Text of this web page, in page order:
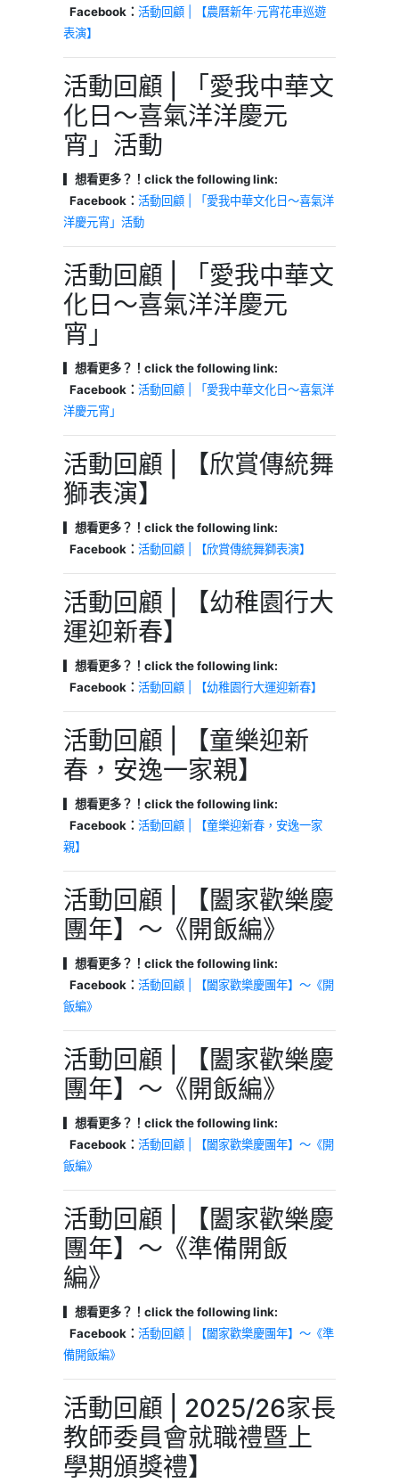
Facebook： 活動回顧 | 【農曆新年‧元宵花車巡遊
表演】
活動回顧 | 「愛我中華文
化日～喜氣洋洋慶元
宵」活動
▎想看更多？！click the following link:
Facebook： 活動回顧 | 「愛我中華文化日～喜氣洋
洋慶元宵」活動
活動回顧 | 「愛我中華文
化日～喜氣洋洋慶元
宵」
▎想看更多？！click the following link:
Facebook： 活動回顧 | 「愛我中華文化日～喜氣洋
洋慶元宵」
活動回顧 | 【欣賞傳統舞
獅表演】
▎想看更多？！click the following link:
Facebook： 活動回顧 | 【欣賞傳統舞獅表演】
活動回顧 | 【幼稚園行大
運迎新春】
▎想看更多？！click the following link:
Facebook： 活動回顧 | 【幼稚園行大運迎新春】
活動回顧 | 【童樂迎新
春，安逸一家親】
▎想看更多？！click the following link:
Facebook： 活動回顧 | 【童樂迎新春，安逸一家
親】
活動回顧 | 【闔家歡樂慶
團年】～《開飯編》
▎想看更多？！click the following link:
Facebook： 活動回顧 | 【闔家歡樂慶團年】～《開
飯編》
活動回顧 | 【闔家歡樂慶
團年】～《開飯編》
▎想看更多？！click the following link:
Facebook： 活動回顧 | 【闔家歡樂慶團年】～《開
飯編》
活動回顧 | 【闔家歡樂慶
團年】～《準備開飯
編》
▎想看更多？！click the following link:
Facebook： 活動回顧 | 【闔家歡樂慶團年】～《準
備開飯編》
活動回顧 | 2025/26家長
教師委員會就職禮暨上
學期頒獎禮】